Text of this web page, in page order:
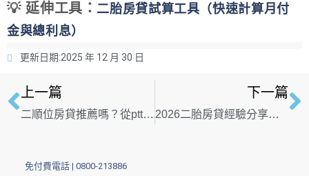
💡 延伸工具： 二胎房貸試算工具（快速計算月付
金與總利息）
更新日期:2025 年 12 月 30 日
上一篇
二順位房貸推薦嗎？從ptt成功經驗分享利率、額度到申請條件與優缺點重點看
下一篇
2026二胎房貸經驗分享：成功申請的關鍵技巧與實戰心得
免付費電話 | 0800-213886